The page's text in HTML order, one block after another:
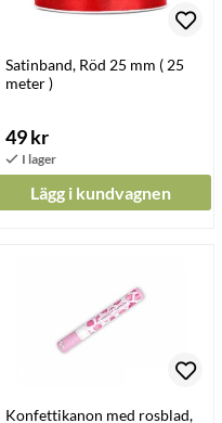
Satinband, Röd 25 mm ( 25
meter )
49 kr
Lägg i kundvagnen
Konfettikanon med rosblad,